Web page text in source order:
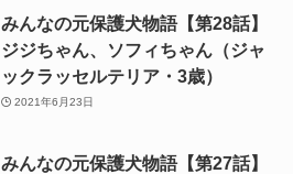
みんなの元保護犬物語【第28話】
ジジちゃん、ソフィちゃん（ジャ
ックラッセルテリア・3歳）
2021年6月23日
みんなの元保護犬物語【第27話】